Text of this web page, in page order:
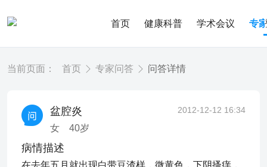
首页 健康科普 学术会议 专
当前页面： 首页 专家问答 问答详情
盆腔炎
女 40岁
2012-12-12 16:34
病情描述
在去年五月就出现白带豆渣样，微黄色，下阴搔痒，